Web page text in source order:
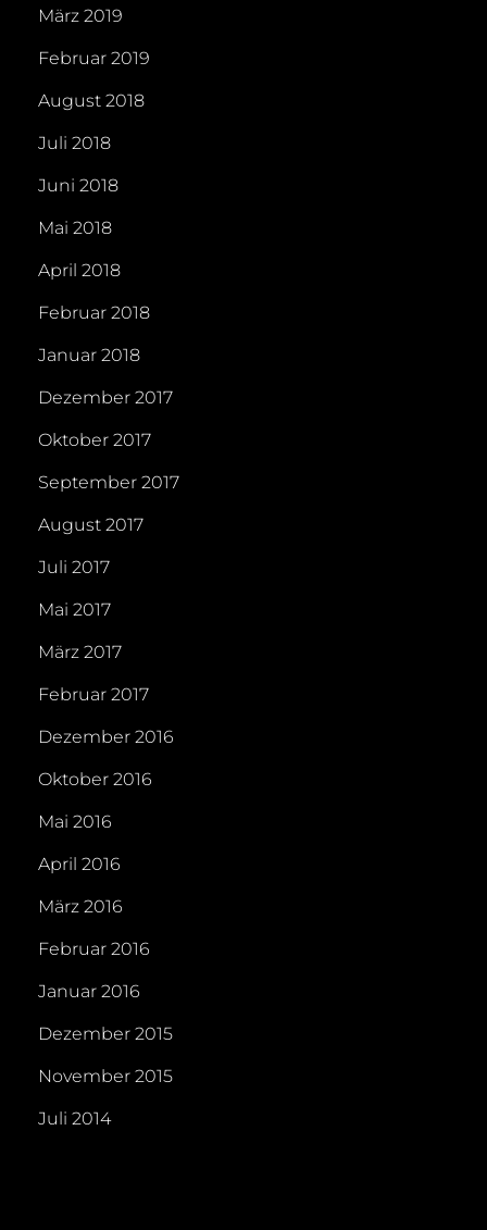
März 2019
Februar 2019
August 2018
Juli 2018
Juni 2018
Mai 2018
April 2018
Februar 2018
Januar 2018
Dezember 2017
Oktober 2017
September 2017
August 2017
Juli 2017
Mai 2017
März 2017
Februar 2017
Dezember 2016
Oktober 2016
Mai 2016
April 2016
März 2016
Februar 2016
Januar 2016
Dezember 2015
November 2015
Juli 2014